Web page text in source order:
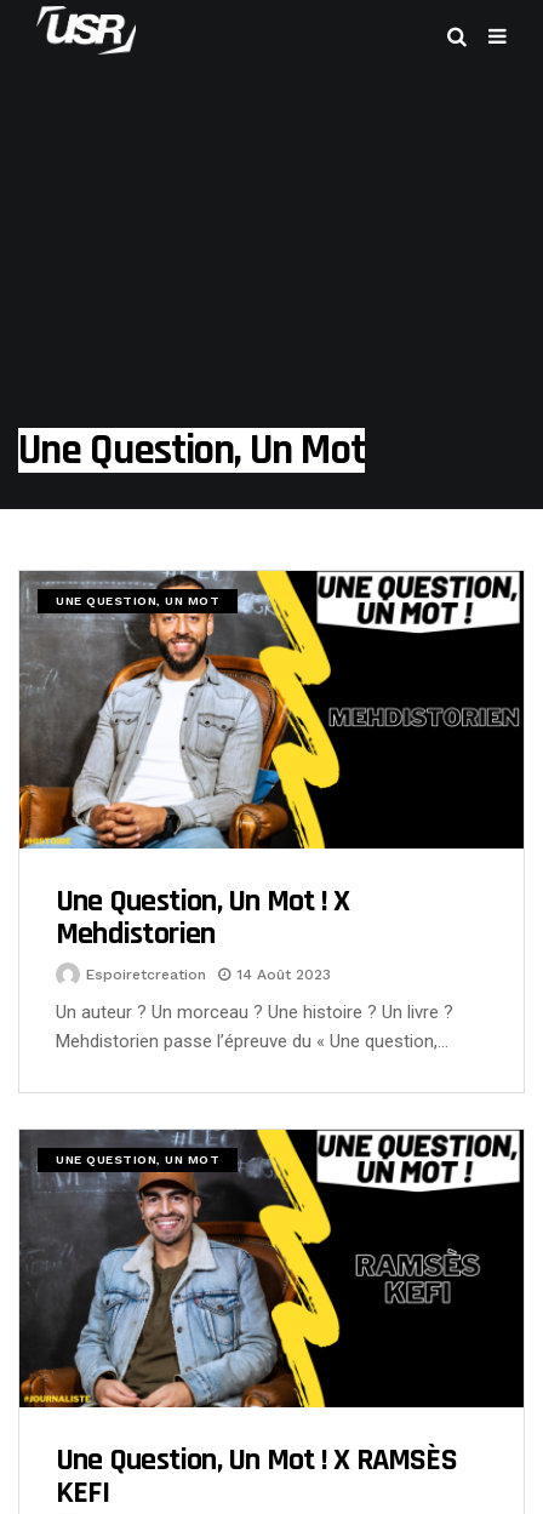
Une Question, Un Mot
UNE QUESTION, UN MOT
Une Question, Un Mot ! X
Mehdistorien
Espoiretcreation 14 Août 2023
Un auteur ? Un morceau ? Une histoire ? Un livre ?
Mehdistorien passe l’épreuve du « Une question,…
UNE QUESTION, UN MOT
Une Question, Un Mot ! X RAMSÈS
KEFI